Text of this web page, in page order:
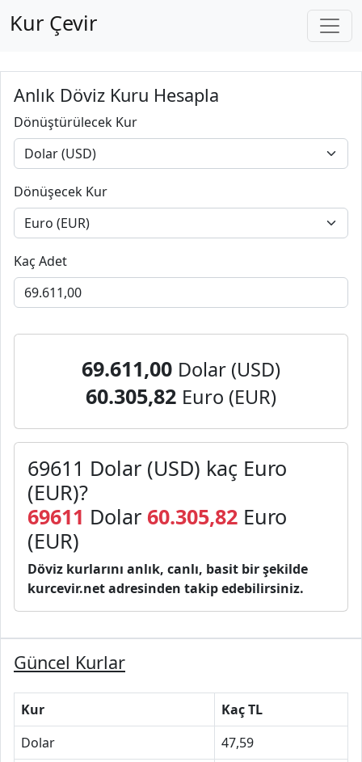
Kur Çevir
Anlık Döviz Kuru Hesapla
Dönüştürülecek Kur
Dönüşecek Kur
Kaç Adet
69.611,00 Dolar (USD)
60.305,82 Euro (EUR)
69611 Dolar (USD) kaç Euro
(EUR)?
69611 Dolar 60.305,82 Euro
(EUR)
Döviz kurlarını anlık, canlı, basit bir şekilde
kurcevir.net adresinden takip edebilirsiniz.
Güncel Kurlar
Kur
Kaç TL
Dolar
47,59